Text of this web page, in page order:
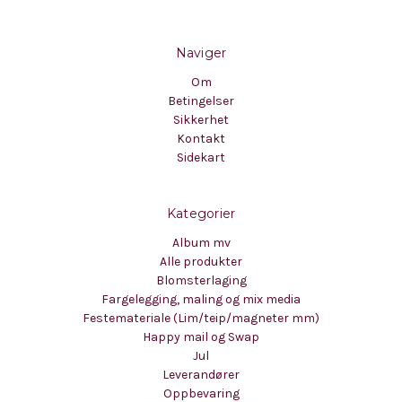
Naviger
Om
Betingelser
Sikkerhet
Kontakt
Sidekart
Kategorier
Album mv
Alle produkter
Blomsterlaging
Fargelegging, maling og mix media
Festemateriale (Lim/teip/magneter mm)
Happy mail og Swap
Jul
Leverandører
Oppbevaring